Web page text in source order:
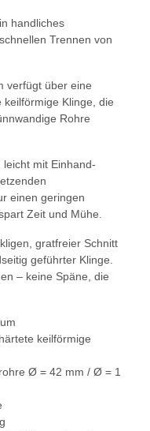
handliches
Trennen von
verfügt über eine
Klinge, die
Rohre
mit Einhand-
einen geringen
Zeit und Mühe.
gratfreier Schnitt
geführter Klinge.
– keine Späne, die
keilförmige
Ø = 42 mm / Ø = 1